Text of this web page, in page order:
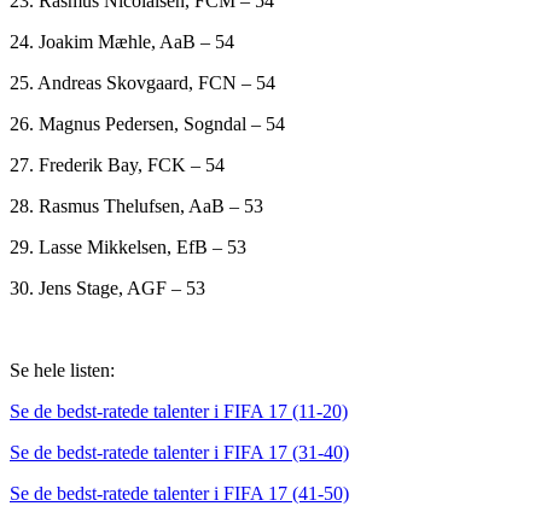
24. Joakim Mæhle, AaB – 54
25. Andreas Skovgaard, FCN – 54
26. Magnus Pedersen, Sogndal – 54
27. Frederik Bay, FCK – 54
28. Rasmus Thelufsen, AaB – 53
29. Lasse Mikkelsen, EfB – 53
30. Jens Stage, AGF – 53
Se hele listen:
Se de bedst-ratede talenter i FIFA 17 (11-20)
Se de bedst-ratede talenter i FIFA 17 (31-40)
Se de bedst-ratede talenter i FIFA 17 (41-50)